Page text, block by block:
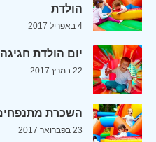
הולדת
4 באפריל 2017
יום הולדת
22 במרץ 2017
השכרת
23 בפברואר 2017